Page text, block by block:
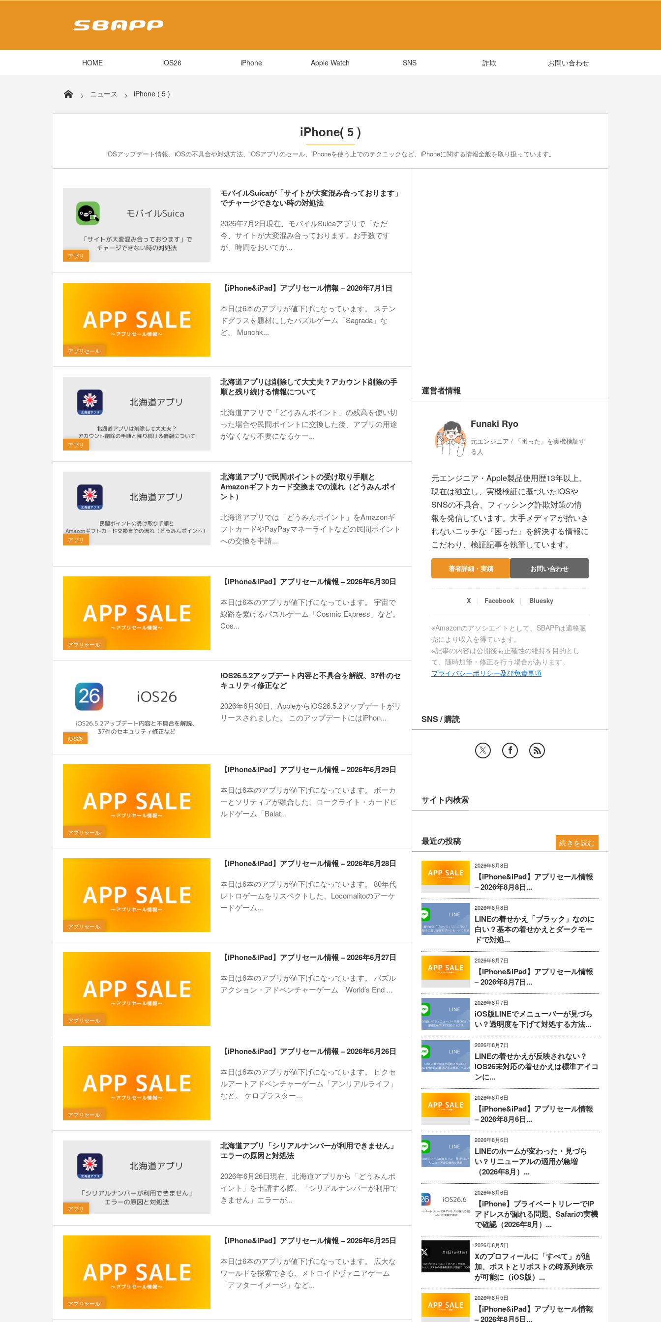
HOME iOS26 iPhone Apple Watch SNS 詐欺 お問い合わせ
ニュース iPhone ( 5 )
iPhone( 5 )
iOSアップデート情報、iOSの不具合や対処方法、iOSアプリのセール、iPhoneを使う上でのテクニックなど、iPhoneに関する情報全般を取り扱っています。
アプリ
モバイルSuicaが「サイトが大変混み合っております」
でチャージできない時の対処法
2026年7月2日現在、モバイルSuicaアプリで「ただ
今、サイトが大変混み合っております。お手数です
が、時間をおいてか...
アプリセール
【iPhone&iPad】アプリセール情報 – 2026年7月1日
本日は6本のアプリが値下げになっています。 ステン
ドグラスを題材にしたパズルゲーム「Sagrada」な
ど。 Munchk...
アプリ
北海道アプリは削除して大丈夫？アカウント削除の手
順と残り続ける情報について
北海道アプリで「どうみんポイント」の残高を使い切
った場合や民間ポイントに交換した後、アプリの用途
がなくなり不要になるケー...
アプリ
北海道アプリで民間ポイントの受け取り手順と
Amazonギフトカード交換までの流れ（どうみんポイ
ント）
北海道アプリでは「どうみんポイント」をAmazonギ
フトカードやPayPayマネーライトなどの民間ポイント
への交換を申請...
アプリセール
【iPhone&iPad】アプリセール情報 – 2026年6月30日
本日は6本のアプリが値下げになっています。 宇宙で
線路を繋げるパズルゲーム「Cosmic Express」など。
Cos...
iOS26
iOS26.5.2アップデート内容と不具合を解説、37件のセ
キュリティ修正など
2026年6月30日、AppleからiOS26.5.2アップデートがリ
リースされました。 このアップデートにはiPhon...
アプリセール
【iPhone&iPad】アプリセール情報 – 2026年6月29日
本日は6本のアプリが値下げになっています。 ポーカ
ーとソリティアが融合した、ローグライト・カードビ
ルドゲーム「Balat...
アプリセール
【iPhone&iPad】アプリセール情報 – 2026年6月28日
本日は6本のアプリが値下げになっています。 80年代
レトロゲームをリスペクトした、Locomalitoのアーケ
ードゲーム...
アプリセール
0
【iPhone&iPad】アプリセール情報 – 2026年6月27日
本日は6本のアプリが値下げになっています。 パズル
アクション・アドベンチャーゲーム「World’s End ...
アプリセール
【iPhone&iPad】アプリセール情報 – 2026年6月26日
本日は6本のアプリが値下げになっています。 ピクセ
ルアートアドベンチャーゲーム「アンリアルライフ」
など。 ケロブラスター...
アプリ
北海道アプリ「シリアルナンバーが利用できません」
エラーの原因と対処法
2026年6月26日現在、北海道アプリから「どうみんポ
イント」を申請する際、「シリアルナンバーが利用で
きません」エラーが...
アプリセール
【iPhone&iPad】アプリセール情報 – 2026年6月25日
本日は6本のアプリが値下げになっています。 広大な
ワールドを探索できる、メトロイドヴァニアゲーム
「アフターイメージ」など...
運営者情報
Funaki Ryo
元エンジニア / 「困った」を実機検証す
る人
元エンジニア・Apple製品使用歴13年以上。
現在は独立し、実機検証に基づいたiOSや
SNSの不具合、フィッシング詐欺対策の情
報を発信しています。大手メディアが拾いき
れないニッチな『困った』を解決する情報に
こだわり、検証記事を執筆しています。
著者詳細・実績 お問い合わせ
X Facebook Bluesky
※Amazonのアソシエイトとして、SBAPPは適格販
売により収入を得ています。
※記事の内容は公開後も正確性の維持を目的とし
て、随時加筆・修正を行う場合があります。
プライバシーポリシー及び免責事項
SNS / 購読
サイト内検索
最近の投稿
2026年8月8日
【iPhone&iPad】アプリセール情報
– 2026年8月8日...
2026年8月8日
LINEの着せかえ「ブラック」なのに
白い？基本の着せかえとダークモー
ドで対処...
2026年8月7日
【iPhone&iPad】アプリセール情報
– 2026年8月7日...
2026年8月7日
iOS版LINEでメニューバーが見づら
い？透明度を下げて対処する方法...
2026年8月7日
LINEの着せかえが反映されない？
iOS26未対応の着せかえは標準アイコ
ンに...
2026年8月6日
【iPhone&iPad】アプリセール情報
– 2026年8月6日...
2026年8月6日
LINEのホームが変わった・見づら
い？リニューアルの適用が急増
（2026年8月）...
2026年8月6日
【iPhone】プライベートリレーでIP
アドレスが漏れる問題、Safariの実機
で確認（2026年8月）...
2026年8月5日
Xのプロフィールに「すべて」が追
加、ポストとリポストの時系列表示
が可能に（iOS版）...
2026年8月5日
【iPhone&iPad】アプリセール情報
– 2026年8月5日...
続きを読む